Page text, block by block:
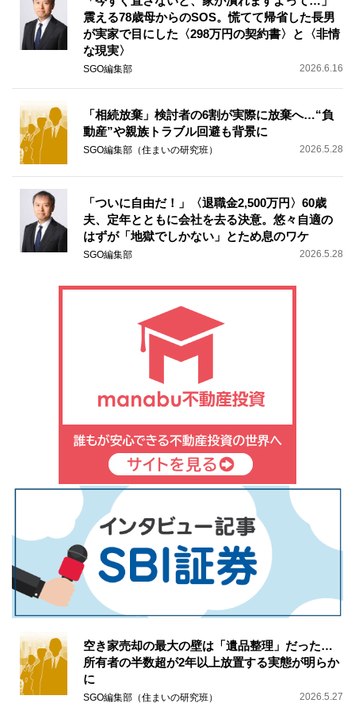
震える78歳母からのSOS。慌てて帰省した長男
が実家で目にした〈298万円の契約書〉と〈非情
な現実〉
SGO編集部 2026.6.16
「相続放棄」検討者の6割が実際に放棄へ…“負
動産”や親族トラブル回避も背景に
SGO編集部（住まいの研究班） 2026.5.28
「ついに自由だ！」〈退職金2,500万円〉60歳
夫、定年とともに会社を去る決意。悠々自適の
はずが「地獄でしかない」とため息のワケ
SGO編集部 2026.5.28
空き家売却の最大の壁は「遺品整理」だった…
所有者の半数超が2年以上放置する実態が明らか
に
SGO編集部（住まいの研究班） 2026.5.27